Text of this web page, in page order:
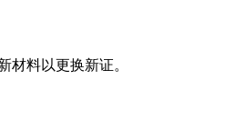
料以更换新证。